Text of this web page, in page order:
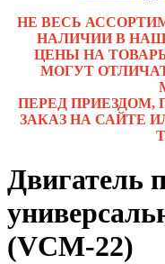
НЕ ВЕСЬ
НАЛИЧИИ В
ЦЕНЫ НА
МОГУТ
ПЕРЕД
ЗАКАЗ НА САЙТЕ
Двигатель
(VCM-22)